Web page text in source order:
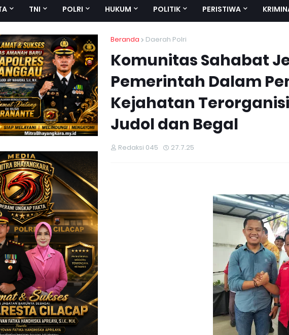
TNI POLRI HUKUM POLITIK PERISTIWA
Beranda Daerah Polri
Komunitas Sahabat
Pemerintah Dalam
Kejahatan
Judol dan Begal
Redaksi 045 27.7.25